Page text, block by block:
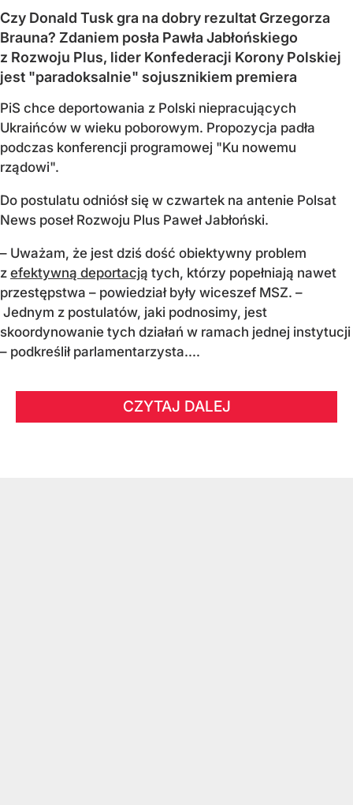
Czy Donald Tusk gra na dobry rezultat Grzegorza
Brauna? Zdaniem posła Pawła Jabłońskiego
z Rozwoju Plus, lider Konfederacji Korony Polskiej
jest "paradoksalnie" sojusznikiem premiera
PiS chce deportowania z Polski niepracujących
Ukraińców w wieku poborowym. Propozycja padła
podczas konferencji programowej "Ku nowemu
rządowi".
Do postulatu odniósł się w czwartek na antenie Polsat
News poseł Rozwoju Plus Paweł Jabłoński.
– Uważam, że jest dziś dość obiektywny problem
z efektywną deportacją tych, którzy popełniają nawet
przestępstwa – powiedział były wiceszef MSZ. –
Jednym z postulatów, jaki podnosimy, jest
skoordynowanie tych działań w ramach jednej instytucji
– podkreślił parlamentarzysta....
CZYTAJ DALEJ